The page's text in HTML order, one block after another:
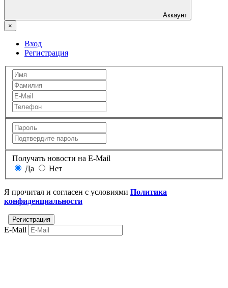
Аккаунт
×
Вход
Регистрация
Получать новости на E-Mail
Да
Нет
Я прочитал и согласен с условиями Политика
конфиденциальности
E-Mail